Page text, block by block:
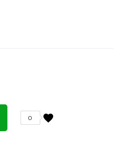
favorite
0